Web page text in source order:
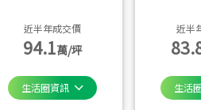
近半年成交價
94.1萬/坪
生活圈資訊
近半
生活